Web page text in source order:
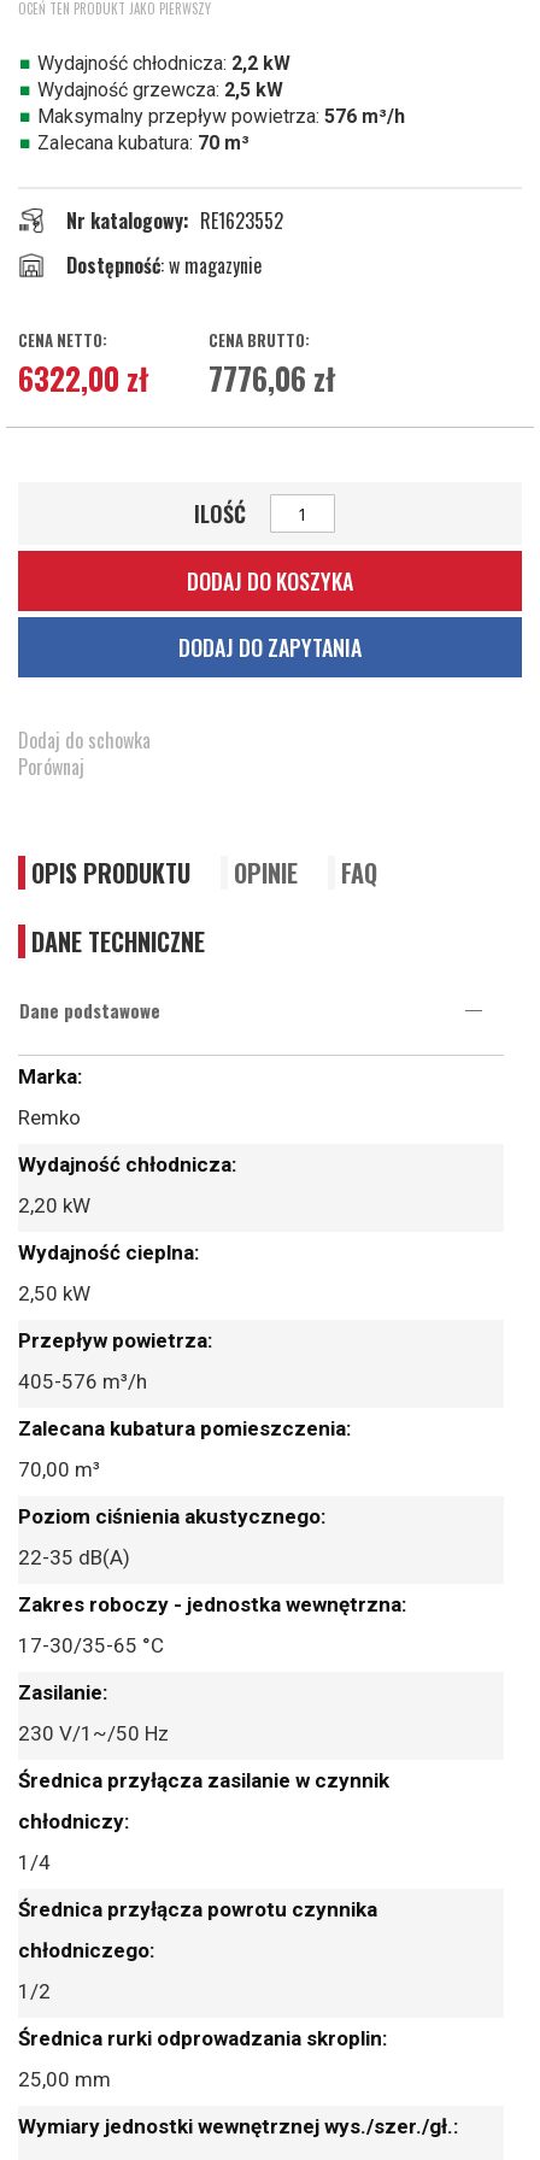
na
galerii
OCEŃ TEN PRODUKT JAKO PIERWSZY
Wydajność chłodnicza: 2,2 kW
Wydajność grzewcza: 2,5 kW
Maksymalny przepływ powietrza: 576 m³/h
Zalecana kubatura: 70 m³
Nr katalogowy
RE1623552
w magazynie
7776,06 zł
6322,00 zł
ILOŚĆ
DODAJ DO KOSZYKA
DODAJ DO ZAPYTANIA
Dodaj do schowka
Porównaj
OPIS PRODUKTU OPINIE
FAQ
DANE TECHNICZNE
Dane podstawowe
Więcej
Remko
2,20 kW
2,50 kW
405-576 m³/h
70,00 m³
22-35 dB(A)
17-30/35-65 °C
230 V/1~/50 Hz
1/4
1/2
25,00 mm